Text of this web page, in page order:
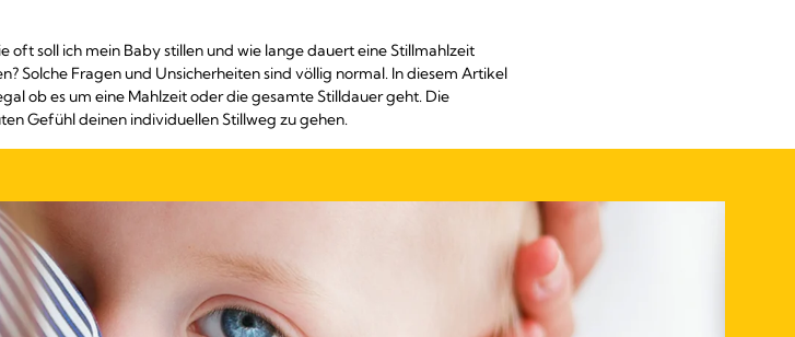
oft soll ich mein Baby stillen und wie lange dauert eine Stillmahlzeit
Solche Fragen und Unsicherheiten sind völlig normal. In diesem Artikel
ob es um eine Mahlzeit oder die gesamte Stilldauer geht. Die
Gefühl deinen individuellen Stillweg zu gehen.